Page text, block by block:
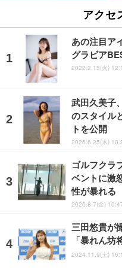
アクセ
あの注目ア
グラビア
2022.2.15(火)
武田久美子
のスタイル
トを公開
2026.6.25(木)
ゴルフクラ
ベントに激
性が暴れる
2026.8.7(金)
三田悠貴が
「暴れん
2024.11.9(土)